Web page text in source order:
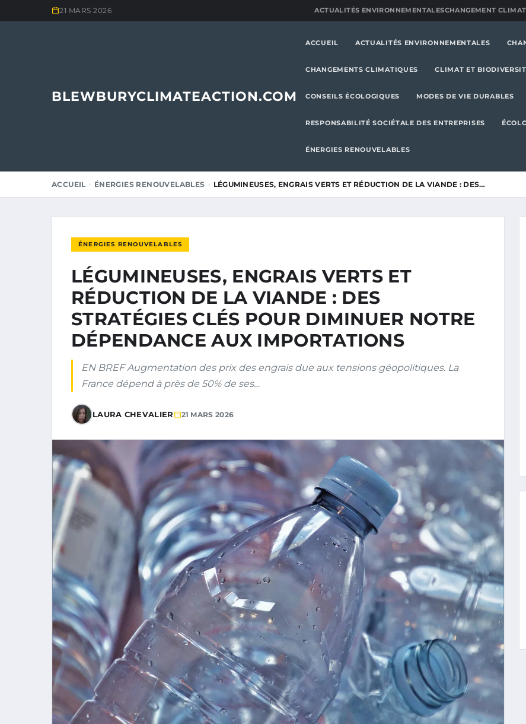
21 MARS 2026 ACTUALITÉS ENVIRONNEMENTALESCHANGEMENT
BLEWBURYCLIMATEACTION.COM
ACCUEIL ACTUALITÉS ENVIRONNEMENTALES
CHANGEMENTS CLIMATIQUES CLIMAT ET
CONSEILS ÉCOLOGIQUES MODES DE VIE DURABLES
RESPONSABILITÉ SOCIÉTALE DES ENTREPRISES
ÉNERGIES RENOUVELABLES
ACCUEIL ÉNERGIES RENOUVELABLES LÉGUMINEUSES, ENGRAIS VERTS ET RÉDUCTION DE LA VIANDE : DES…
ÉNERGIES RENOUVELABLES
LÉGUMINEUSES, ENGRAIS VERTS ET
RÉDUCTION DE LA VIANDE : DES
STRATÉGIES CLÉS POUR DIMINUER NOTRE
DÉPENDANCE AUX IMPORTATIONS
EN BREF Augmentation des prix des engrais due aux tensions géopolitiques. La
France dépend à près de 50% de ses…
LAURA CHEVALIER 21 MARS 2026